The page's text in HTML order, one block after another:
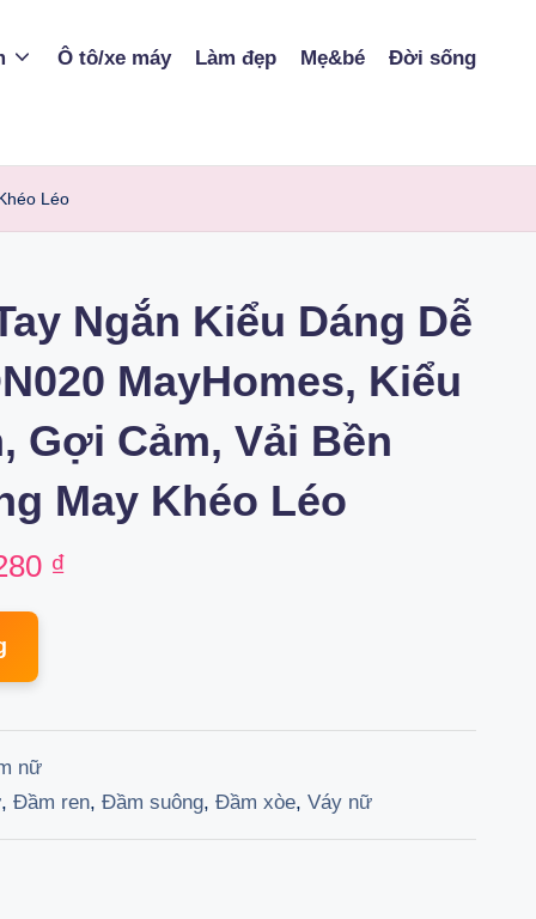
Ô tô/xe máy Làm đẹp Mẹ&bé Đời sống
Léo
Ngắn Kiểu Dáng Dễ
MayHomes, Kiểu
Gợi Cảm, Vải Bền
May Khéo Léo
₫.
₫
146.280 ₫.
nữ
, Đầm ren, Đầm suông, Đầm xòe, Váy nữ